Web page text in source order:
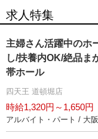
求人特集
主婦さん活躍中のホ
し/扶養内OK/絶品ま
帯ホール
四天王 道頓堀店
時給1,320円～1,650円
アルバイト・パート / 大